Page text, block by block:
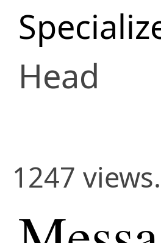
Head
1247